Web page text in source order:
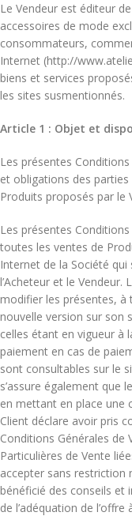
Le Vendeur est éditeur
accessoires de mode
consommateurs,
Internet (http://
biens et services
les sites susmentionnés.
Article 1 : Objet et
Les présentes
et obligations des
Produits proposés par le
Les présentes Conditions
toutes les ventes de
Internet de la Société
l’Acheteur et le Vendeur.
modifier les présentes, à
nouvelle version sur son
celles étant en vigueur à
paiement en cas de
sont consultables sur le
s’assure également que
en mettant en place une
Client déclare avoir pris
Conditions Générales de
Particulières de Vente
accepter sans restriction
bénéficié des conseils et
de l’adéquation de